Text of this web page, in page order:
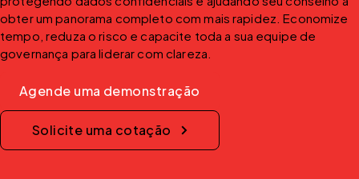
obter um panorama completo com mais rapidez. Economize
tempo, reduza o risco e capacite toda a sua equipe de
governança para liderar com clareza.
Agende uma demonstração
Solicite uma cotação